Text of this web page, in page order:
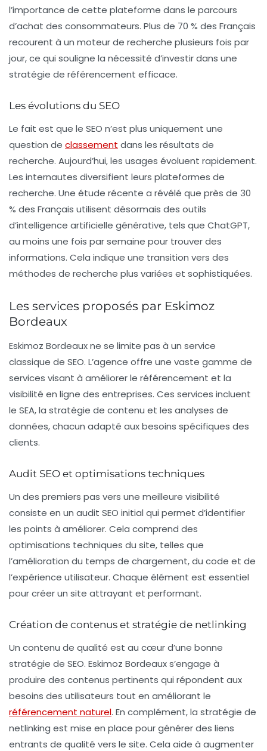
l’importance de cette plateforme dans le parcours
d’achat des consommateurs. Plus de 70 % des Français
recourent à un moteur de recherche plusieurs fois par
jour, ce qui souligne la nécessité d’investir dans une
stratégie de référencement efficace.
Les évolutions du SEO
Le fait est que le SEO n’est plus uniquement une
question de classement dans les résultats de
recherche. Aujourd’hui, les usages évoluent rapidement.
Les internautes diversifient leurs plateformes de
recherche. Une étude récente a révélé que près de 30
% des Français utilisent désormais des outils
d’intelligence artificielle générative, tels que ChatGPT,
au moins une fois par semaine pour trouver des
informations. Cela indique une transition vers des
méthodes de recherche plus variées et sophistiquées.
Les services proposés par Eskimoz
Bordeaux
Eskimoz Bordeaux ne se limite pas à un service
classique de SEO. L’agence offre une vaste gamme de
services visant à améliorer le référencement et la
visibilité en ligne des entreprises. Ces services incluent
le SEA, la stratégie de contenu et les analyses de
données, chacun adapté aux besoins spécifiques des
clients.
Audit SEO et optimisations techniques
Un des premiers pas vers une meilleure visibilité
consiste en un audit SEO initial qui permet d’identifier
les points à améliorer. Cela comprend des
optimisations techniques du site, telles que
l’amélioration du temps de chargement, du code et de
l’expérience utilisateur. Chaque élément est essentiel
pour créer un site attrayant et performant.
Création de contenus et stratégie de netlinking
Un contenu de qualité est au cœur d’une bonne
stratégie de SEO. Eskimoz Bordeaux s’engage à
produire des contenus pertinents qui répondent aux
besoins des utilisateurs tout en améliorant le
référencement naturel. En complément, la stratégie de
netlinking est mise en place pour générer des liens
entrants de qualité vers le site. Cela aide à augmenter